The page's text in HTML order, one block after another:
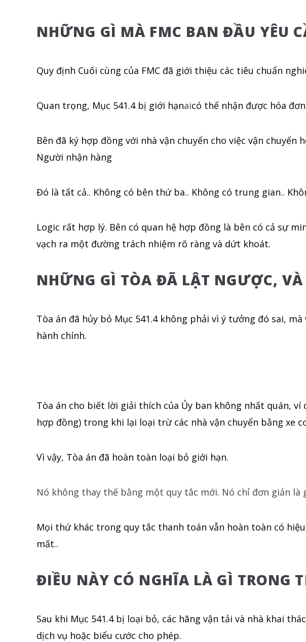
NHỮNG GÌ MÀ FMC BAN ĐẦU YÊU
Quy định Cuối cùng của FMC đã giới thiệu các tiêu chuẩn
Quan trọng, Mục 541.4 bị giới hạnaicó thể nhận được hóa
Bên đã ký hợp đồng với nhà vận chuyển cho việc vận chuyển
Người nhận hàng
Đó là tất cả.. Không có bên thứ ba.. Không có trung gian..
Logic rất hợp lý. Bên có quan hệ hợp đồng là bên có cả sự
vạch ra một đường trách nhiệm rõ ràng và dứt khoát.
NHỮNG GÌ TÒA ĐÃ LẬT NGƯỢC, VÀ
Tòa án đã hủy bỏ Mục 541.4 không phải vì ý tưởng đó sai,
hành chính.
Tòa án cho biết lời giải thích của Ủy ban không nhất quán,
hợp đồng) trong khi lại loại trừ các nhà vận chuyển bằng xe
Vì vậy, Tòa án đã hoàn toàn loại bỏ giới hạn.
Nó không thay thế bằng một quy tắc mới. Nó chỉ đơn giản là
Mọi thứ khác trong quy tắc thanh toán vẫn hoàn toàn có
mất..
ĐIỀU NÀY CÓ NGHĨA LÀ GÌ TRONG
Sau khi Mục 541.4 bị loại bỏ, các hãng vận tải và nhà khai
dịch vụ hoặc biểu cước cho phép.